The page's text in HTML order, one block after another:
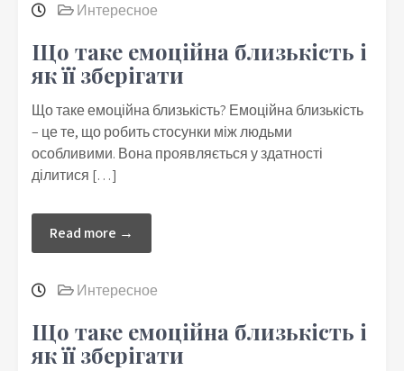
Интересное
Що таке емоційна близькість і
як її зберігати
Що таке емоційна близькість? Емоційна близькість
– це те, що робить стосунки між людьми
особливими. Вона проявляється у здатності
ділитися […]
Read more →
Интересное
Що таке емоційна близькість і
як її зберігати